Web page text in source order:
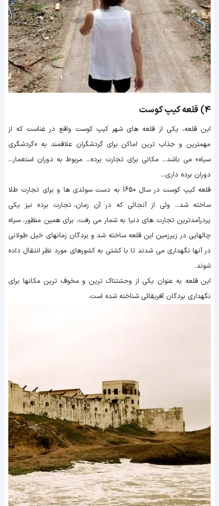
4) قلعه کیپ کوست
این قلعه، یکی از قلعه های شهر کیپ کوست واقع در غناست که از
مهمترین و جذاب ترین اماکن برای گردشگران علاقمند به «گردشگری
سیاه» می باشد... مکانی برای تجارت برده... مربوط به دوران استعمار...
دوران برده داری...
قلعه کیپ کوست در سال 1650 به دست سوئدی ها و برای تجارت طلا
ساخته شد... ولی از آنجائی که در آن زمان، تجارت برده نیز یکی
پردرآمدترین تجارت های دنیا به شمار می رفت، برای همین منظور، سیاه
چالهایی در زیرزمین این قلعه ساخته شد و بردگان زمانهای خیل طولانی
در آنها نگهداری می شدند تا با کشتی به کشورهای مورد نظر انتقال داده
شوند.
این قلعه به عنوان یکی از وحشتناک ترین و مخوف ترین مکانها برای
نگهداری بردگان آفریقائی شناخته شده است.